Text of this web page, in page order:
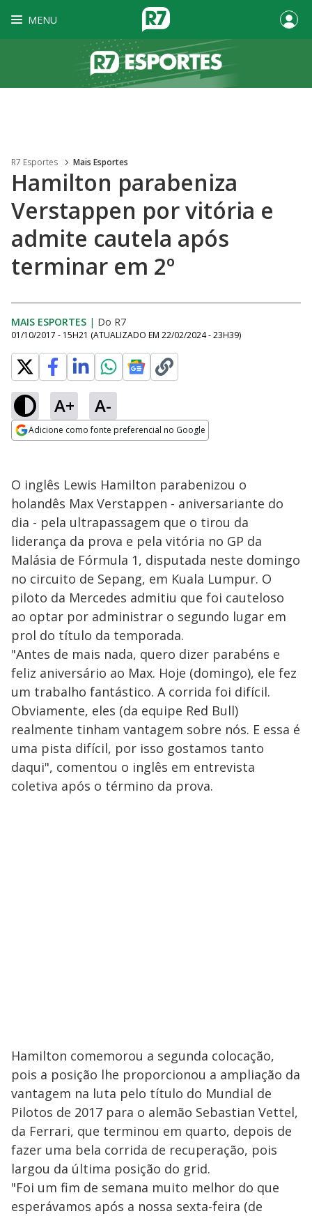
MENU
R7 Esportes Mais Esportes
Hamilton parabeniza
Verstappen por vitória e
admite cautela após
terminar em 2º
MAIS ESPORTES | Do R7
01/10/2017 - 15H21 (ATUALIZADO EM 22/02/2024 - 23H39)
A+ A-
Adicione como fonte preferencial no Google
O inglês Lewis Hamilton parabenizou o
holandês Max Verstappen - aniversariante do
dia - pela ultrapassagem que o tirou da
liderança da prova e pela vitória no GP da
Malásia de Fórmula 1, disputada neste domingo
no circuito de Sepang, em Kuala Lumpur. O
piloto da Mercedes admitiu que foi cauteloso
ao optar por administrar o segundo lugar em
prol do título da temporada.
"Antes de mais nada, quero dizer parabéns e
feliz aniversário ao Max. Hoje (domingo), ele fez
um trabalho fantástico. A corrida foi difícil.
Obviamente, eles (da equipe Red Bull)
realmente tinham vantagem sobre nós. E essa é
uma pista difícil, por isso gostamos tanto
daqui", comentou o inglês em entrevista
coletiva após o término da prova.
Hamilton comemorou a segunda colocação,
pois a posição lhe proporcionou a ampliação da
vantagem na luta pelo título do Mundial de
Pilotos de 2017 para o alemão Sebastian Vettel,
da Ferrari, que terminou em quarto, depois de
fazer uma bela corrida de recuperação, pois
largou da última posição do grid.
"Foi um fim de semana muito melhor do que
esperávamos após a nossa sexta-feira (de